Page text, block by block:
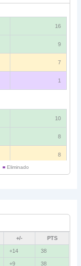
16
9
7
1
10
8
8
5
■Eliminado
+/- PTS
+14 38
+9 38